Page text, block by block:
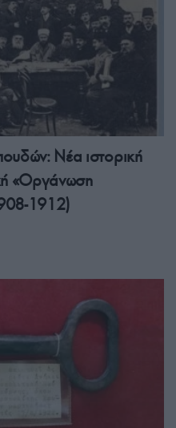
Νέα ιστορική
«Οργάνωση
1912)